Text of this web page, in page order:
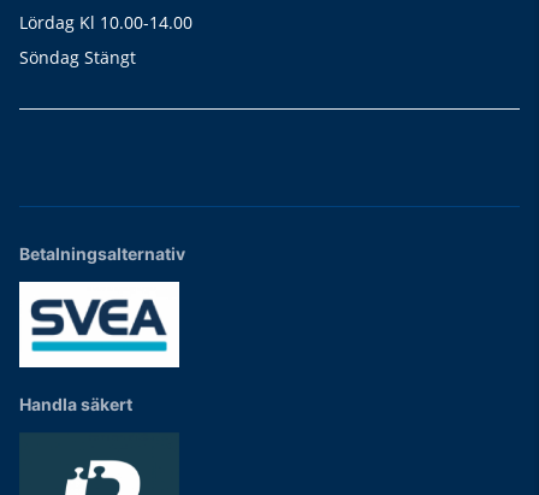
Lördag Kl 10.00-14.00
Söndag Stängt
Betalningsalternativ
Handla säkert